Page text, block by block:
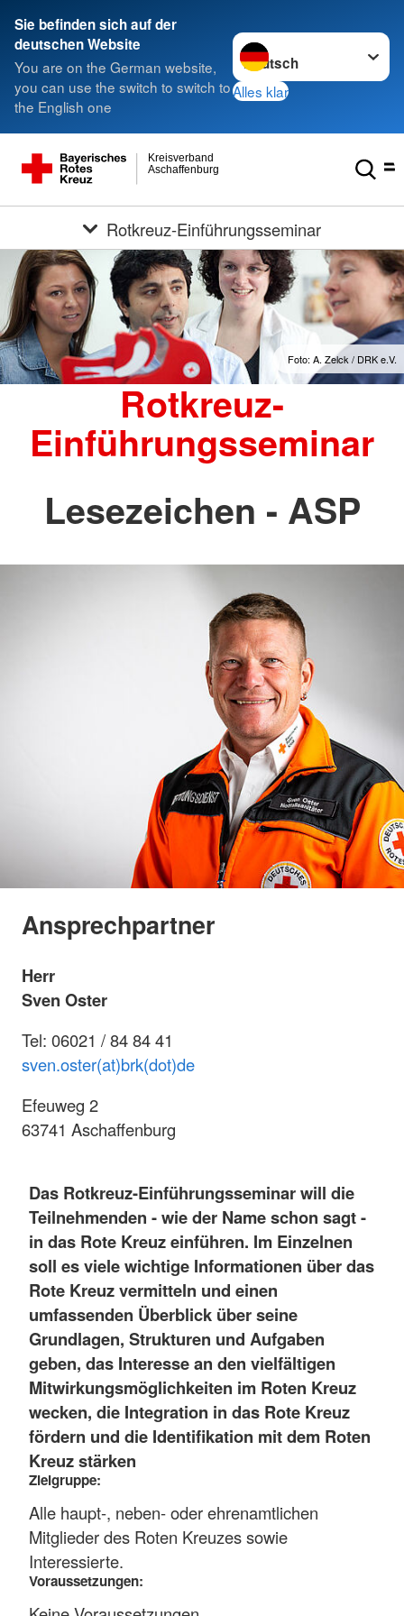
Sie befinden sich auf der
deutschen Website
You are on the German website,
you can use the switch to switch to
the English one
Sprache wechseln zu
Alles klar
Aschaffenburg
Kreisverband
Rotkreuz-Einführungsseminar
Foto: A. Zelck / DRK e.V.
Rotkreuz-
Einführungsseminar
Lesezeichen - ASP
Ansprechpartner
Herr
Sven Oster
Tel: 06021 / 84 84 41
sven.oster(at)brk(dot)de
Efeuweg 2
63741 Aschaffenburg
Das Rotkreuz-Einführungsseminarwill die
Teilnehmenden - wie der Name schon sagt -
in das Rote Kreuz einführen. Im Einzelnen
soll es viele wichtige Informationen über das
Rote Kreuz vermitteln und einen
umfassenden Überblick über seine
Grundlagen, Strukturen und Aufgaben
geben, das Interesse an den vielfältigen
Mitwirkungsmöglichkeiten im Roten Kreuz
wecken, die Integration in das Rote Kreuz
fördern und die Identifikation mit dem Roten
Kreuz stärken
Zielgruppe:
Alle haupt-, neben- oder ehrenamtlichen
Mitglieder des Roten Kreuzes sowie
Interessierte.
Voraussetzungen: